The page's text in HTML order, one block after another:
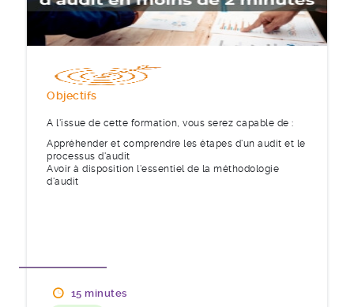
Objectifs
A l'issue de cette formation, vous serez capable de :
Appréhender et comprendre les étapes d'un audit et le
processus d'audit
Avoir à disposition l'essentiel de la méthodologie
d'audit
15 minutes